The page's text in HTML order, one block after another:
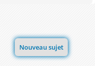
Nouveau sujet